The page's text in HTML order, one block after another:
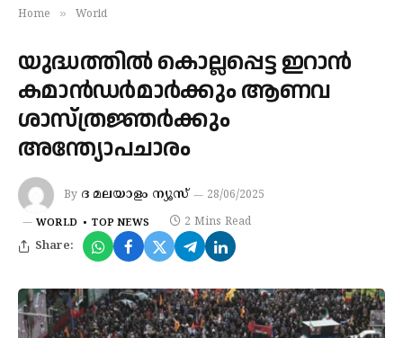
Home » World
യുദ്ധത്തില്‍ കൊല്ലപ്പെട്ട ഇറാന്‍
കമാന്‍ഡര്‍മാര്‍ക്കും ആണവ
ശാസ്ത്രജ്ഞര്‍ക്കും
അന്ത്യോപചാരം
By ദ മലയാളം ന്യൂസ് 28/06/2025
WORLD TOP NEWS 2 Mins Read
Share: